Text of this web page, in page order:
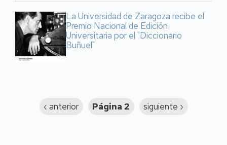
La Universidad de Zaragoza recibe el
Premio Nacional de Edición
Universitaria por el "Diccionario
Buñuel"
Página
‹ anterior Página 2
Siguiente
siguiente ›